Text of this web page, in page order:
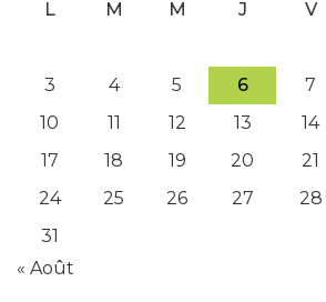
L M M J V
3
4 5 6 7
10
11 12 13 14
17
18 19 20 21
24
25 26 27 28
31
« Août